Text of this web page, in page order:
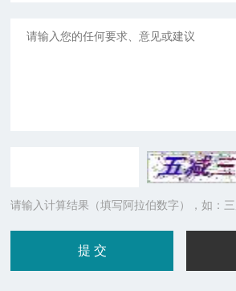
请输入计算结果（填写阿拉伯数字），如：